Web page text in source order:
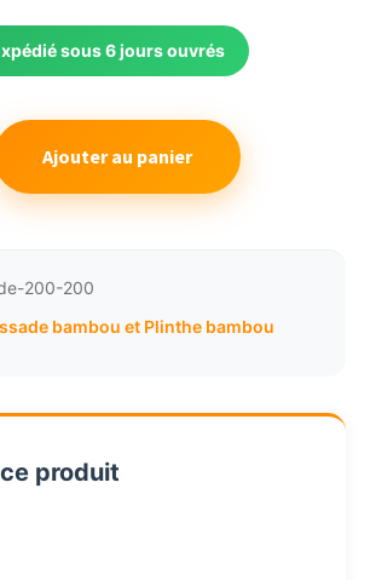
:
prix
actuel
est :
97,07€.
sous 6 jours ouvrés
Ajouter au panier
200-200
bambou et Plinthe bambou
produit